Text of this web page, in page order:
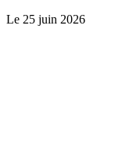
Le 25 juin 2026